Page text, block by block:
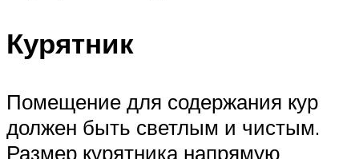
Курятник
Помещение для содержания кур
должен быть светлым и чистым.
Размер курятника напрямую